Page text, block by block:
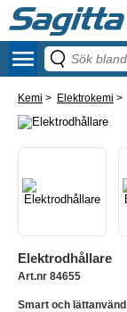
menu
Kemi > Elektrokemi >
Elektrodhållare
Art.nr 84655
Smart och